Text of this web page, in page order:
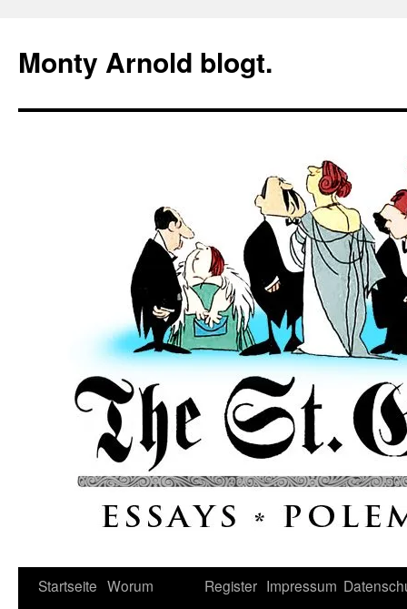
springen
Monty Arnold blogt.
Startseite Worum
Register Impressum